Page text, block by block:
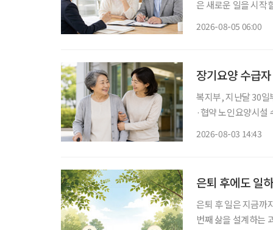
은 새로운 일을 시작
2026-08-05 06:00
장기요양 수급
복지부, 지난달 30일
·협약 노인요양시설
2026-08-03 14:43
은퇴 후에도 일
은퇴 후 일은 지금까
번째 삶을 설계하는 과정이다. 은퇴를 앞뒀거나 회사를 나온 뒤